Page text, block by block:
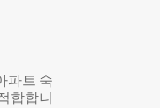
파트 숙
합합니